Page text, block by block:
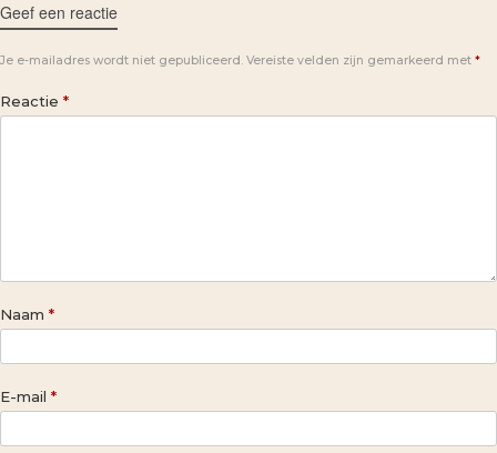
Geef een reactie
Je e-mailadres wordt niet gepubliceerd. Vereiste velden zijn gemarkeerd met *
Reactie *
Naam *
E-mail *